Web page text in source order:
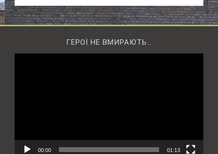
ГЕРОЇ НЕ ВМИРАЮТЬ…
00:00 01:13